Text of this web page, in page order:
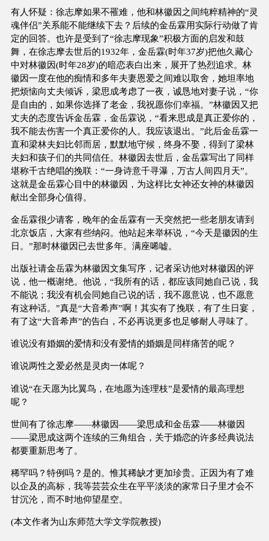
有人怀疑：徐志摩如果不罹难，他和林徽因之间纯粹精神的“灵
魂伴侣”关系能不能继续下去？后续的金岳霖用实际行动做了肯
定的回答。也许是受到了“徐志摩现象”积极方面的启发和鼓
舞，在徐志摩去世后的1932年，金岳霖(时年37岁)把他久藏心
中对林徽因(时年28岁)的暗恋表白出来，展开了热烈追求。林
徽因一度在他的痴情和多年夫妻恩爱之间难以取舍，她坦率地
把烦恼向丈夫倾诉，梁思成考虑了一夜，诚恳地对妻子说，“你
是自由的，如果你选择了老金，我祝愿你们幸福。”林徽因又把
丈夫的态度告诉金岳霖，金岳霖说，“看来思成是真正爱你的，
我不能去伤害一个真正爱你的人。我应该退出。”此后金岳霖一
直和梁林夫妇比邻而居，默默地守候，终身不娶，得到了梁林
夫妇和孩子们的共同信任。林徽因去世后，金岳霖写出了同样
堪称千古绝唱的挽联：“一身诗意千寻瀑，万古人间四月天”。
这就是金岳霖心目中的林徽因，为这样比女神还女神的林徽因
献出全部身心值得。
金岳霖很少请客，晚年的金岳霖有一天突然把一些老朋友请到
北京饭店，大家有些纳闷。他站起来举杯说，“今天是徽因的生
日。”那时林徽因已去世多年。满座唏嘘。
出版社请金岳霖为林徽因文集写序，记者采访他对林徽因的评
说，他一概谢绝。他说，“我所有的话，都应该同她自己说，我
不能说；我没有机会同她自己说的话，我不愿意说，也不愿意
有这种话。”真是“大音希声”啊！其实有了挽联，有了生日宴，
有了这“大音希声”的告白，不必再说更多也足够耐人寻味了。
谁说没有婚姻的爱情和没有爱情的婚姻是同样痛苦的呢？
谁说两性之爱必然是灵肉一体呢？
谁说“在天愿为比翼鸟，在地愿为连理枝”是爱情的最高理想
呢？
世间有了徐志摩——林徽因——梁思成和金岳霖——林徽因
——梁思成这两个连续的三角组合，关于婚恋的许多经典说法
都要重新思考了。
稀罕吗？特例吗？是的。惟其稀缺才更加珍贵。正因为有了难
以企及的高标，我等芸芸众生在平平淡淡的家常日子里才会不
甘沉沦，而不时地仰望星空。
(本文作者为山东师范大学文学院教授)